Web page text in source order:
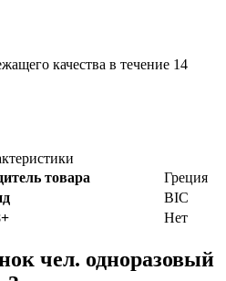
качества в течение 14
товара
Греция
BIC
Нет
чел. одноразовый